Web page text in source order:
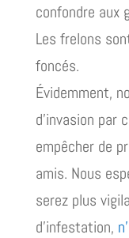
confondre aux
Les frelons
foncés.
Évidemment,
d’invasion par
empêcher de
amis. Nous
serez plus
d’infestation,